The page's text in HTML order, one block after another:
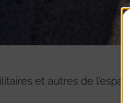
et autres de